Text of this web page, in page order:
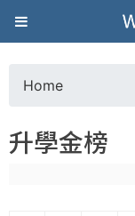
葳
格
高
o
Home
升學金榜